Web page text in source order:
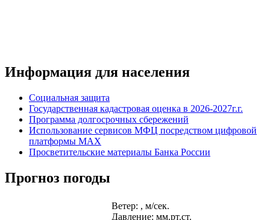
Информация для населения
Социальная защита
Государственная кадастровая оценка в 2026-2027г.г.
Программа долгосрочных сбережений
Использование сервисов МФЦ посредством цифровой
платформы MAX
Просветительские материалы Банка России
Прогноз погоды
Ветер: , м/сек.
Давление: мм.рт.ст.